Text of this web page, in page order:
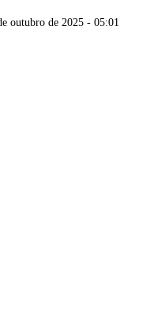
outubro de 2025 - 05:01